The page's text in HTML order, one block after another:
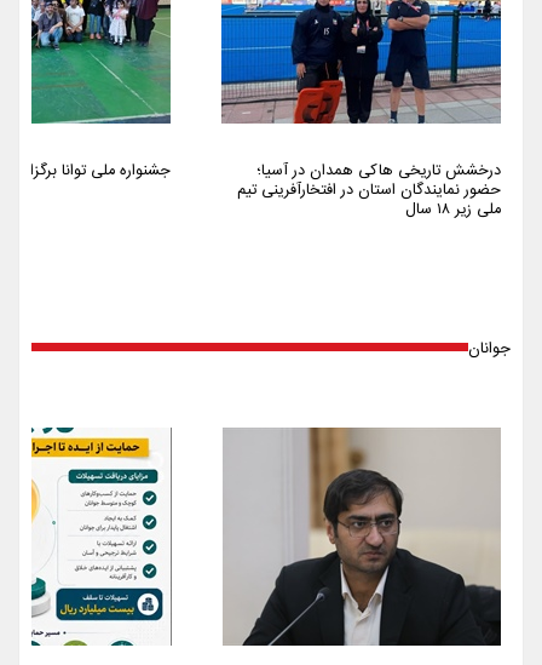
درخشش تاریخی هاکی همدان در آسیا؛
حضور نمایندگان استان در افتخارآفرینی تیم
ملی زیر ۱۸ سال
جشنواره ملی توانا برگزار شد
جوانان